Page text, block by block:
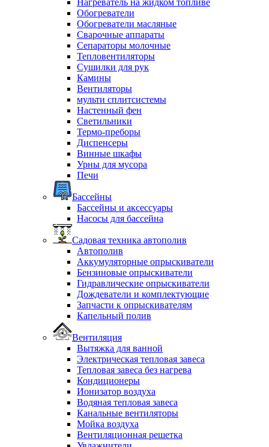
Нагреватель на жидком топливе
Обогреватели
Обогреватели масляные
Сварочные аппараты
Сепараторы молочные
Тепловентиляторы
Сушилки для рук
Камины
Вентиляторы
мульти сплитсистемы
Настенный фен
Светильники
Термо-преборы
Диспенсеры
Винные шкафы
Урны для мусора
Печи
Бассейны
Бассейны и аксессуары
Насосы для бассейна
Садовая техника автополив
Автополив
Аккумуляторные опрыскиватели
Бензиновые опрыскиватели
Гидравлические опрыскиватели
Дождеватели и комплектующие
Запчасти к опрыскивателям
Капельный полив
Вентиляция
Вытяжка для ванной
Электрическая тепловая завеса
Тепловая завеса без нагрева
Кондиционеры
Ионизатор воздуха
Водяная тепловая завеса
Канальные вентиляторы
Мойка воздуха
Вентиляционная решетка